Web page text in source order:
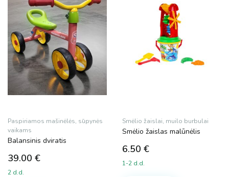
4 13 30
Dydis
M
XL
Spalva
Prekės ženklas
Paspiriamos mašinėlės, sūpynės
vaikams
Balansinis dviratis
39.00 €
2 d.d.
Smėlio žaislai, muilo burbulai
Smėlio žaislas malūnėlis
6.50 €
1-2 d.d.